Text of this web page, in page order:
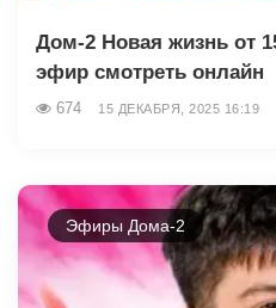
Дом-2 Новая жизнь от
эфир смотреть онлайн
674 15 ДЕКАБРЯ, 2025 16:19
Эфиры Дома-2